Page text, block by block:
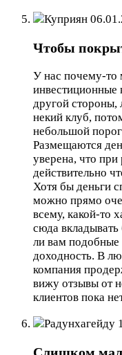
Куприян
Чтобы
У нас почему-то
инвестиционные
другой стороны,
некий клуб,
небольшой
Размещаются
уверена, что
действительно
Хотя бы деньги
можно прямо
всему, какой-то
сюда
ли вам подобные
доходность. В
компания
вижу отзывы от
клиентов пока
Радунхагейду